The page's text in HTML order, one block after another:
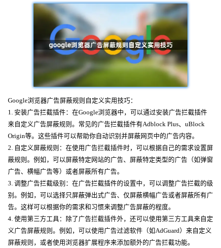
Google浏览器广告屏蔽规则自定义实用技巧：
1. 安装广告拦截插件：在Google浏览器中，可以通过安装广告拦截插件
来自定义广告屏蔽规则。常见的广告拦截插件有Adblock Plus、uBlock
Origin等。这些插件可以帮助你自动识别并屏蔽网页中的广告内容。
2. 自定义屏蔽规则：在使用广告拦截插件时，可以根据自己的需求设置屏
蔽规则。例如，可以屏蔽特定网站的广告、屏蔽特定类型的广告（如弹窗
广告、横幅广告等）或者屏蔽所有广告。
3. 调整广告拦截级别：在广告拦截插件的设置中，可以调整广告拦截的级
别。例如，可以选择只屏蔽弹出式广告、仅屏蔽横幅广告或者屏蔽所有广
告。这样可以根据你的需求和习惯来调整广告屏蔽的程度。
4. 使用第三方工具：除了广告拦截插件外，还可以使用第三方工具来自定
义广告屏蔽规则。例如，可以使用广告过滤软件（如AdGuard）来自定义
屏蔽规则，或者使用浏览器扩展程序来添加额外的广告拦截功能。